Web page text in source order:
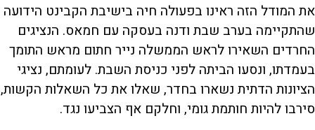
את המודל הזה ראינו בפעולה חיה בישיבת הקבינט הידועה
שהתקיימה בערב שבת ודנה בעסקה עם חמאס. הנציגים
החרדים השאירו לראש הממשלה נייר חתום מראש התומך
בעמדתו, ונסעו הביתה לפני כניסת השבת. לעומתם, נציגי
הציונות הדתית נשארו בחדר, שאלו את כל השאלות הקשות,
סירבו להיות חותמת גומי, וחלקם אף הצביעו נגד.